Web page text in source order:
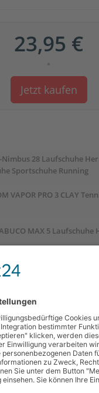
23,95 €
*
Jetzt kaufen
Nimbus 28 Laufschuhe
Sportschuhe Running
VAPOR PRO 3 CLAY
MAX 5 Laufschuhe
PULSE 17 Laufschuhe
Winterschuhe
CUMULUS 28